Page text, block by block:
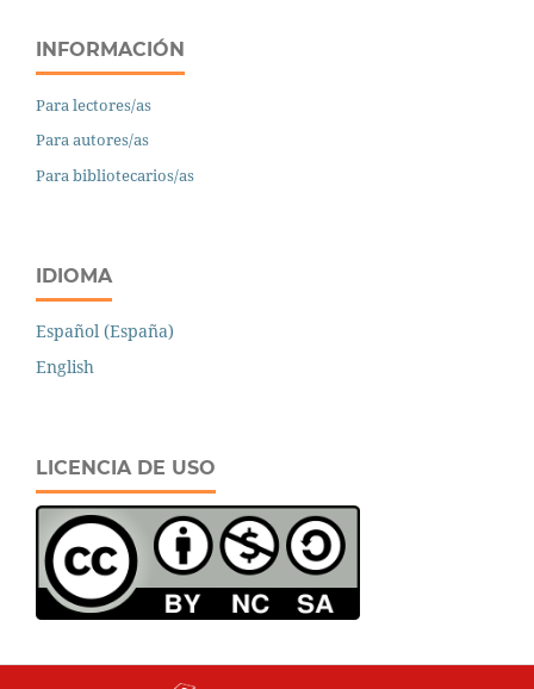
INFORMACIÓN
Para lectores/as
Para autores/as
Para bibliotecarios/as
IDIOMA
Español (España)
English
LICENCIA DE USO